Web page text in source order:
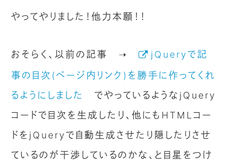
やってやりました！他力本願！！
おそらく、以前の記事 ➝
jQueryで記
事の目次(ページ内リンク)を勝手に作ってくれ
るようにしました
でやっているようなjQuery
コードで目次を生成したり、他にもHTMLコー
ドをjQueryで自動生成させたり隠したりさせ
ているのが干渉しているのかな、と目星をつけ